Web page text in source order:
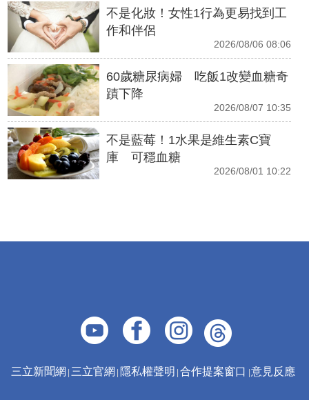
不是化妝！女性1行為更易找到工
作和伴侶
2026/08/06 08:06
60歲糖尿病婦 吃飯1改變血糖奇
蹟下降
2026/08/07 10:35
不是藍莓！1水果是維生素C寶
庫 可穩血糖
2026/08/01 10:22
三立新聞網 三立官網 隱私權聲明 合作提案窗口 意見反應